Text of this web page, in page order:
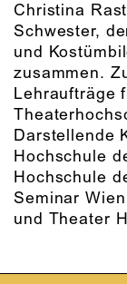
Christina
Schwester,
und
zusammen.
Lehraufträge
Darstellende
Hochschule
Hochschule
Seminar
und Theater